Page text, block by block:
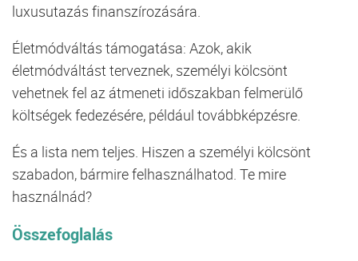
luxusutazás finanszírozására.
Életmódváltás támogatása: Azok, akik
életmódváltást terveznek, személyi kölcsönt
vehetnek fel az átmeneti időszakban felmerülő
költségek fedezésére, például továbbképzésre.
És a lista nem teljes. Hiszen a személyi kölcsönt
szabadon, bármire felhasználhatod. Te mire
használnád?
Összefoglalás